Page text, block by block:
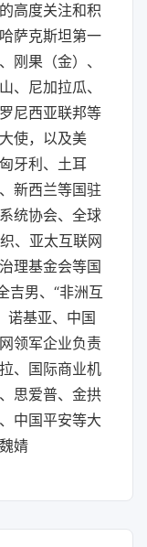
高度关注和积
萨克斯坦第一
刚果（金）、
、尼加拉瓜、
尼西亚联邦等
使，以及美
牙利、土耳
新西兰等国驻
统协会、全球
、亚太互联网
理基金会等国
吉男、“非洲互
诺基亚、中国
领军企业负责
、国际商业机
思爱普、金拱
中国平安等大
婧